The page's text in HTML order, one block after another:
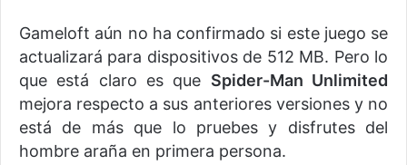
Gameloft aún no ha confirmado si este juego se
actualizará para dispositivos de 512 MB. Pero lo
que está claro es que Spider-Man Unlimited
mejora respecto a sus anteriores versiones y no
está de más que lo pruebes y disfrutes del
hombre araña en primera persona.